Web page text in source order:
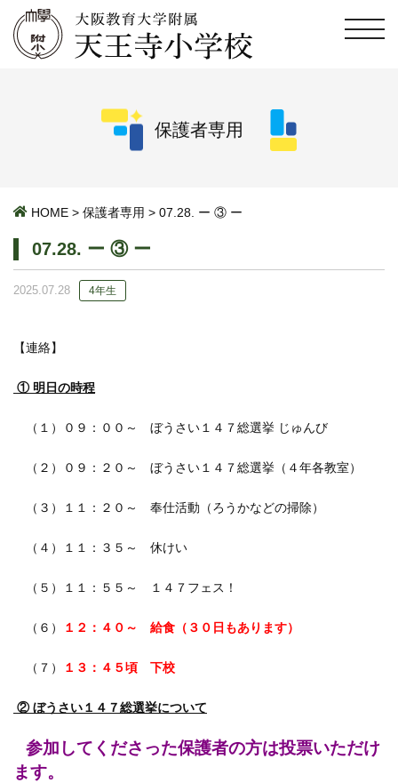
保護者専用
HOME > 保護者専用 > 07.28. ー ③ ー
07.28. ー ③ ー
2025.07.28 4年生
【連絡】
① 明日の時程
（１）０９：００～ ぼうさい１４７総選挙 じゅんび
（２）０９：２０～ ぼうさい１４７総選挙（４年各教室）
（３）１１：２０～ 奉仕活動（ろうかなどの掃除）
（４）１１：３５～ 休けい
（５）１１：５５～ １４７フェス！
（６） １２：４０～ 給食 （３０日もあります）
（７） １３：４５頃 下校
② ぼうさい１４７総選挙について
参加してくださった保護者の方は投票いただけ
ます。